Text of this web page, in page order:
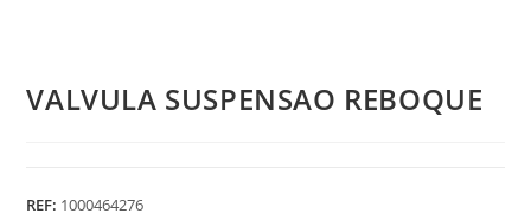
VALVULA SUSPENSAO REBOQUE
REF: 1000464276